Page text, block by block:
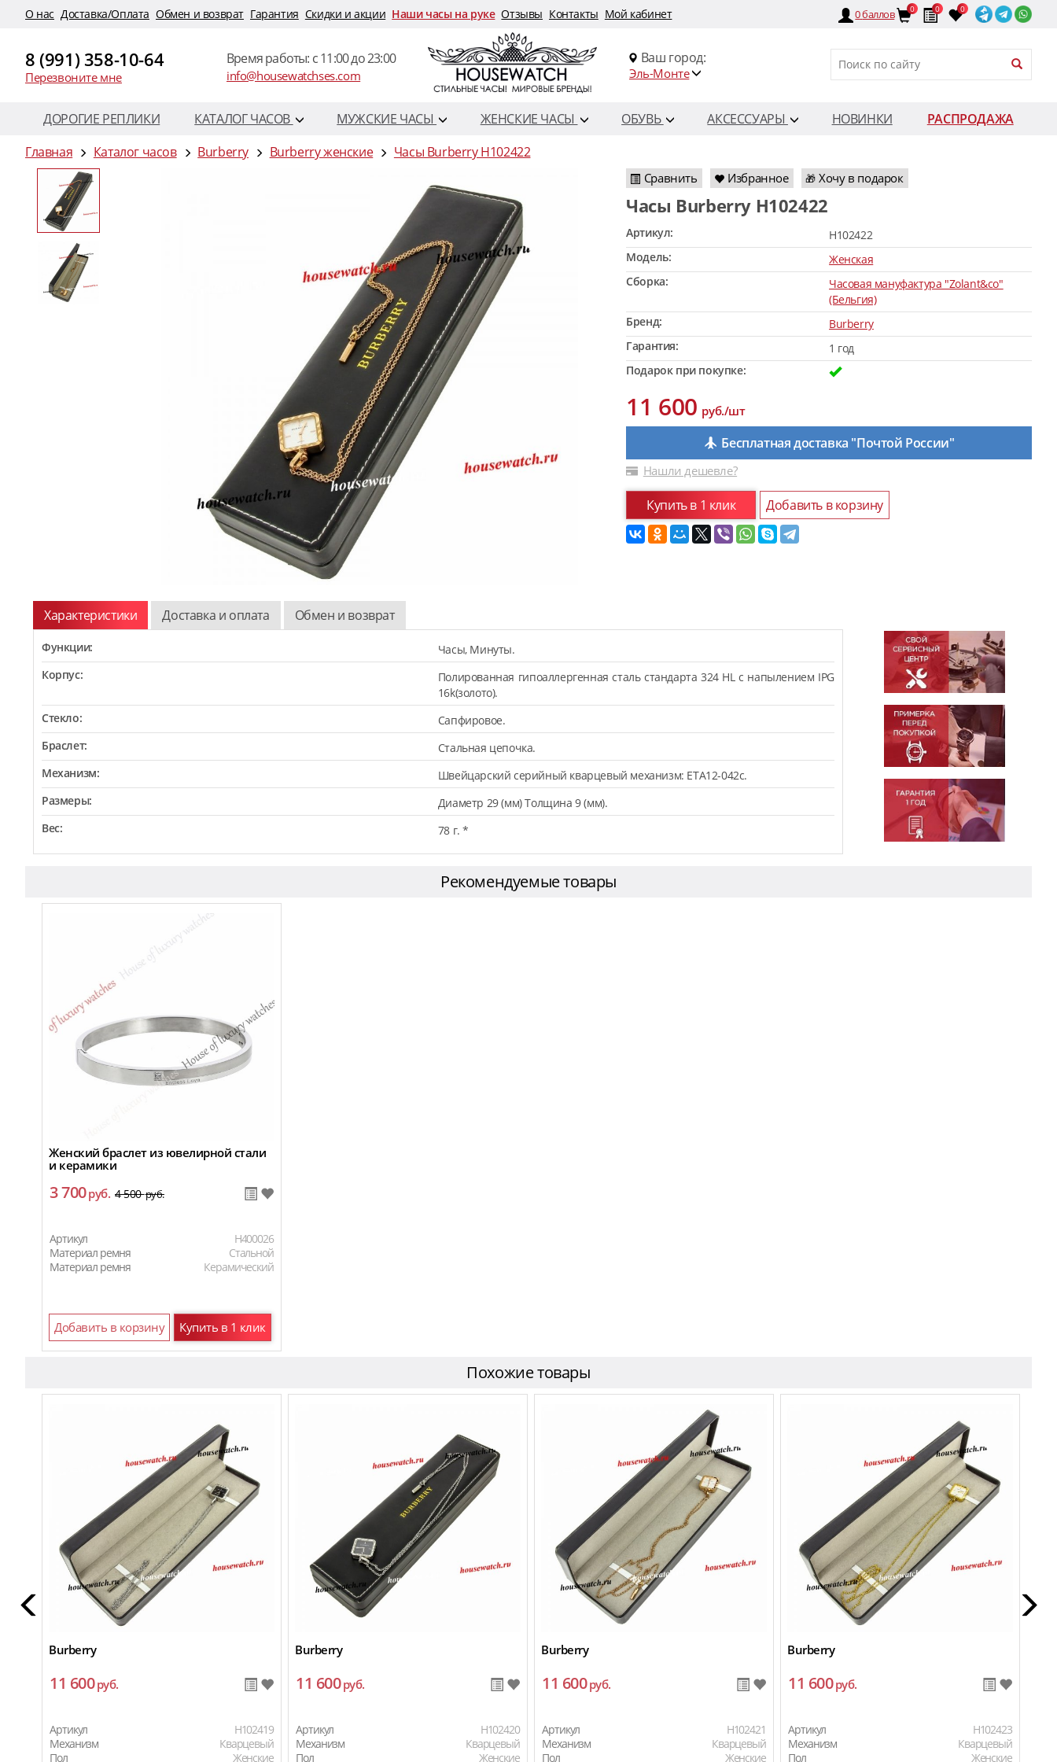
O нас Доставка/Оплата Обмен и возврат Гарантия Скидки и акции Наши часы на руке Отзывы Контакты Мой кабинет 0баллов 0 0 0
8 (991) 358-10-64
Перезвоните мне
Время работы: c 11:00 до 23:00
info@housewatchses.com
Ваш город:
Эль-Монте
ДОРОГИЕ РЕПЛИКИ КАТАЛОГ ЧАСОВ МУЖСКИЕ ЧАСЫ ЖЕНСКИЕ ЧАСЫ ОБУВЬ АКСЕССУАРЫ НОВИНКИ
РАСПРОДАЖА
Главная
Каталог часов Burberry Burberry женские Часы Burberry H102422
Сравнить Избранное 🎁 Хочу в подарок
Часы Burberry H102422
Артикул:
H102422
Модель:
Женская
Сборка:
Часовая мануфактура "Zolant&co"
(Бельгия)
Бренд:
Burberry
Гарантия:
1 год
Подарок при покупке:
11 600руб./шт
Бесплатная доставка "Почтой России"
Нашли дешевле?
Купить в 1 клик Добавить в корзину
Характеристики Доставка и оплата Обмен и возврат
Функции:
Часы, Минуты.
Корпус:
Полированная гипоаллергенная сталь стандарта 324 HL с напылением IPG
16k(золото).
Стекло:
Сапфировое.
Браслет:
Стальная цепочка.
Механизм:
Швейцарский серийный кварцевый механизм: ETA12-042c.
Размеры:
Диаметр 29 (мм) Толщина 9 (мм).
Вес:
78 г. *
Рекомендуемые товары
Женский браслет из ювелирной стали
и керамики
3 700руб. 4 500руб.
Артикул
H400026
Материал ремня
Стальной
Материал ремня
Керамический
Добавить в корзину Купить в 1 клик
Похожие товары
Burberry
11 600руб.
Артикул
H102419
Механизм
Кварцевый
Пол
Женские
Burberry
11 600руб.
Артикул
H102420
Механизм
Кварцевый
Пол
Женские
Burberry
11 600руб.
Артикул
H102421
Механизм
Кварцевый
Пол
Женские
Burberry
11 600руб.
Артикул
H102423
Механизм
Кварцевый
Пол
Женские